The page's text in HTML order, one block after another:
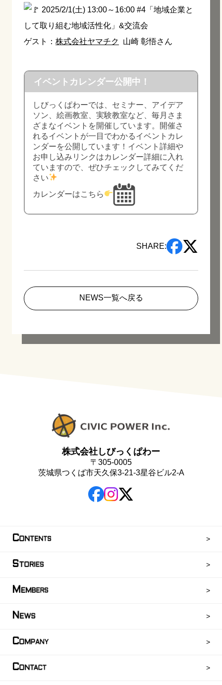
2025/2/1(土) 13:00～16:00 #4「地域企業と
して取り組む地域活性化」&交流会
ゲスト： 株式会社ヤマチク 山崎 彰悟さん
イベントカレンダー公開中！
しびっくぱわーでは、セミナー、アイデア
ソン、絵画教室、実験教室など、毎月さま
ざまなイベントを開催しています。開催さ
れるイベントが一目でわかるイベントカレ
ンダーを公開しています！イベント詳細や
お申し込みリンクはカレンダー詳細に入れ
ていますので、ぜひチェックしてみてくだ
さい
カレンダーはこちら
SHARE:
NEWS一覧へ戻る
株式会社しびっくぱわー
〒305-0005
茨城県つくば市天久保3-21-3星谷ビル2-A
CONTENTS
STORIES
M EMBERS
N EWS
COMPANY
CONTACT